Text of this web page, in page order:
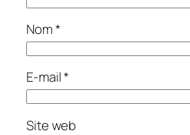
Nom*
E-mail*
Site web